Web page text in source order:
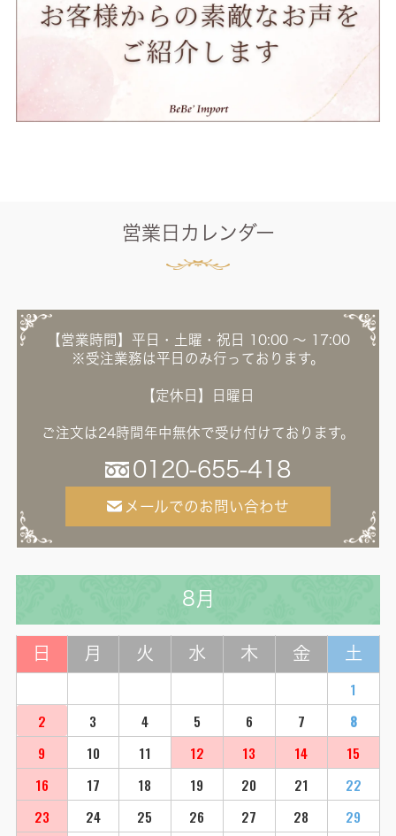
営業日カレンダー
【営業時間】平日・土曜・祝日 10:00 ～ 17:00
※受注業務は平日のみ行っております。
【定休日】日曜日
ご注文は24時間年中無休で受け付けております。
0120-655-418
メールでのお問い合わせ
8月
日 月 火 水 木 金 土
1
2
3 4 5 6 7
8
9
10 11 12 13 14
15
16
17 18 19 20 21
22
23
24 25 26 27 28
29